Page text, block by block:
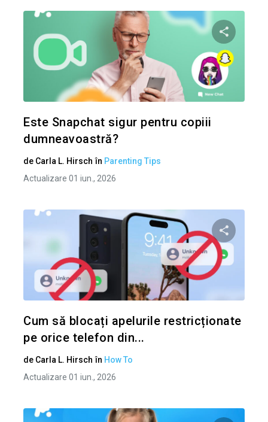
Condividi
Este Snapchat sigur pentru copiii
dumneavoastră?
de Carla L. Hirsch în Parenting Tips
Actualizare 01 iun., 2026
Cum să blocați apelurile restricționate
pe orice telefon din...
de Carla L. Hirsch în How To
Actualizare 01 iun., 2026